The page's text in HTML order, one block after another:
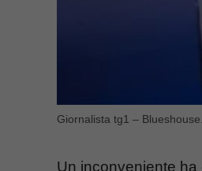
Giornalista tg1 –
Un inconveniente ha